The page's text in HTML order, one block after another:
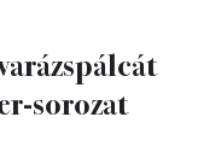
sorozat